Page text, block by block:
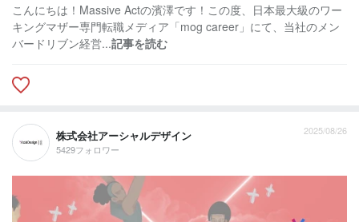
こんにちは！Massive Actの濱澤です！この度、日本最大級のワー
キングマザー専門転職メディア「mog career」にて、当社のメン
バードリブン経営...記事を読む
株式会社アーシャルデザイン
5429フォロワー
2025/08/26